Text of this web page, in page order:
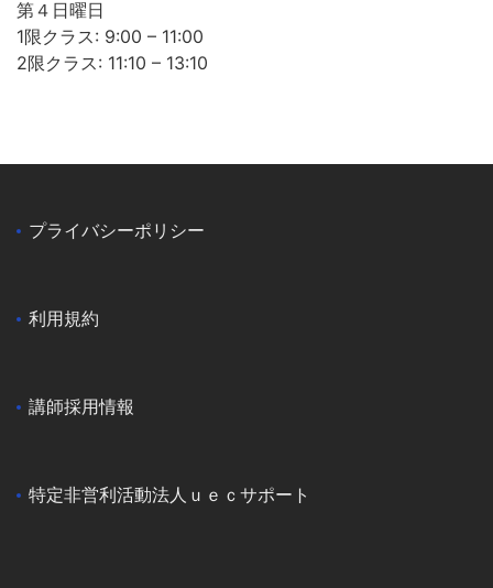
第４日曜日
1限クラス: 9:00 – 11:00
2限クラス: 11:10 – 13:10
プライバシーポリシー
利用規約
講師採用情報
特定非営利活動法人ｕｅｃサポート